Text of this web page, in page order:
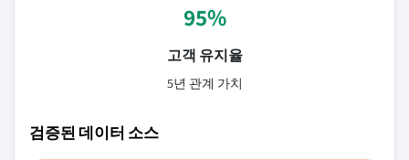
95%
고객 유지율
5년 관계 가치
검증된 데이터 소스